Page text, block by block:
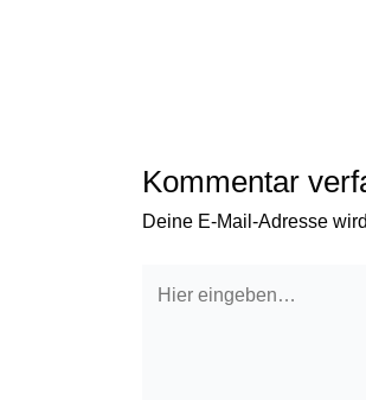
Kommentar
Deine E-Mail-Adresse
eingeben…